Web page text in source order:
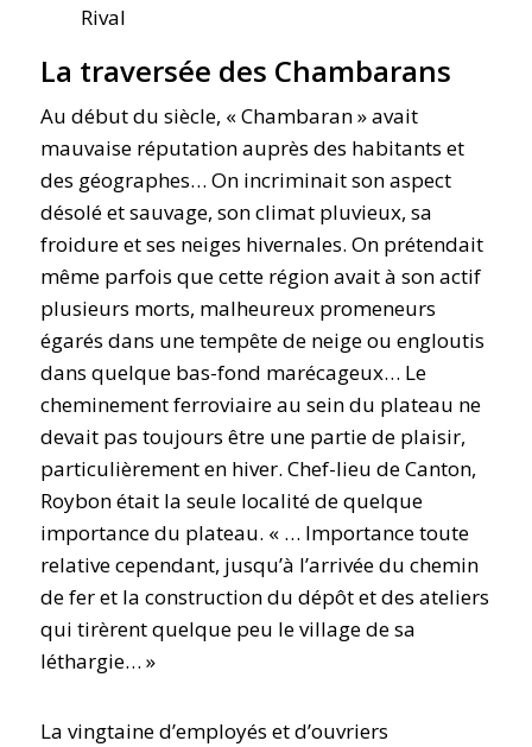
Rival
La traversée des Chambarans
Au début du siècle, « Chambaran » avait
mauvaise réputation auprès des habitants et
des géographes… On incriminait son aspect
désolé et sauvage, son climat pluvieux, sa
froidure et ses neiges hivernales. On prétendait
même parfois que cette région avait à son actif
plusieurs morts, malheureux promeneurs
égarés dans une tempête de neige ou engloutis
dans quelque bas-fond marécageux… Le
cheminement ferroviaire au sein du plateau ne
devait pas toujours être une partie de plaisir,
particulièrement en hiver. Chef-lieu de Canton,
Roybon était la seule localité de quelque
importance du plateau. « … Importance toute
relative cependant, jusqu’à l’arrivée du chemin
de fer et la construction du dépôt et des ateliers
qui tirèrent quelque peu le village de sa
léthargie… »
La vingtaine d’employés et d’ouvriers